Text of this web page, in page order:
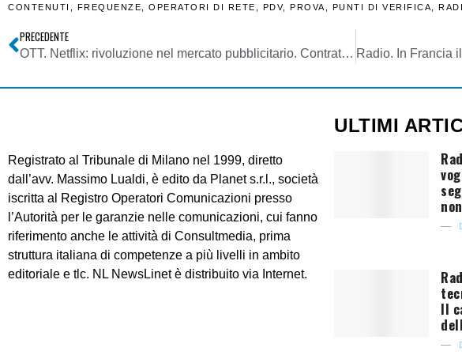
CONTENUTI
FREQUENZE OPERATORI DI RETE PDV, PROVA PUNTI DI VERIFICA
PRECEDENTE
OTT. Netflix: rivoluzione nel mercato pubblicitario. Contratti pay as delivery rischiano di travolgere il settore televisivo
Registrato al Tribunale di Milano nel 1999, diretto
dall’avv. Massimo Lualdi, è edito da Planet s.r.l., società
iscritta al Registro Operatori Comunicazioni presso
l’Autorità per le garanzie nelle comunicazioni, cui fanno
riferimento anche le attività di Consultmedia, prima
struttura italiana di competenze a più livelli in ambito
editoriale e tlc. NL NewsLinet è distribuito via Internet.
ULTIMI
Il